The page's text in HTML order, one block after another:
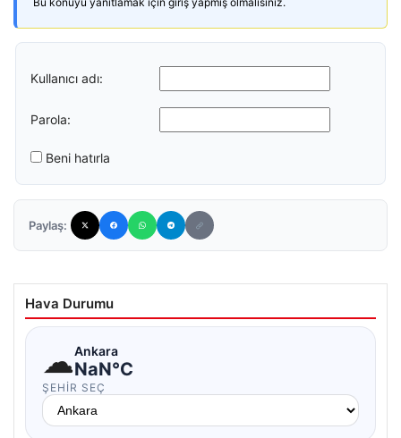
Kullanıcı adı:
Parola:
Beni hatırla
Paylaş:
Hava Durumu
☁Ankara
NaN°C
ŞEHIR SEÇ